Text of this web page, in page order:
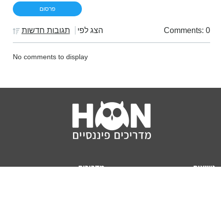
Comments: 0 הצג לפי תגובות חדשות
No comments to display
נושאים
מדריכים